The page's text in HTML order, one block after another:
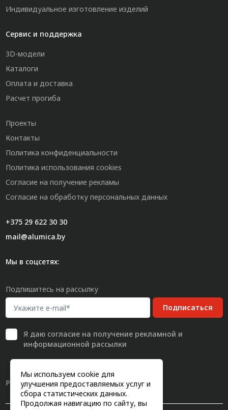
Мы используем cookie для
улучшения предоставляемых услуг и
сбора статистических данных.
Продолжая навигацию по сайту, вы
Индивидуальное изготовление изделий
Сервис и поддержка
3D-модели
Каталоги
Оплата и доставка
Расчет прогиба
Проекты
Контакты
Политика конфиденциальности
Политика использования cookies
Согласие на получение рекламы
Согласие на обработку персональных данных
+375 29 622 30 30
mail@alumica.by
Мы в соцсетях:
Подпишитесь на рассылку
Подписаться
Я даю согласиена получение рекламной и
информационной рассылки
Разработка сайта